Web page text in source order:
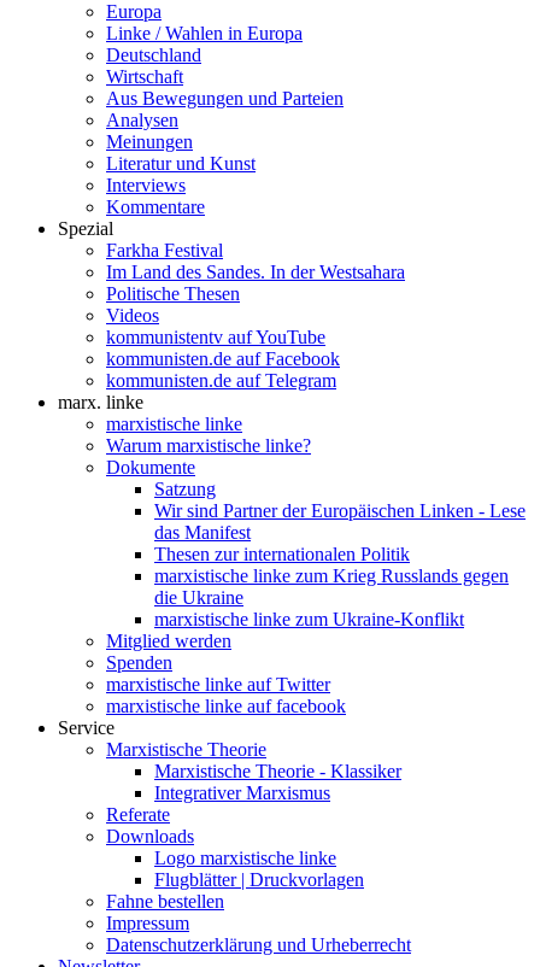
Europa
Linke / Wahlen in Europa
Deutschland
Wirtschaft
Aus Bewegungen und Parteien
Analysen
Meinungen
Literatur und Kunst
Interviews
Kommentare
Spezial
Farkha Festival
Im Land des Sandes. In der Westsahara
Politische Thesen
Videos
kommunistentv auf YouTube
kommunisten.de auf Facebook
kommunisten.de auf Telegram
marx. linke
marxistische linke
Warum marxistische linke?
Dokumente
Satzung
Wir sind Partner der Europäischen Linken - Lese
das Manifest
Thesen zur internationalen Politik
marxistische linke zum Krieg Russlands gegen
die Ukraine
marxistische linke zum Ukraine-Konflikt
Mitglied werden
Spenden
marxistische linke auf Twitter
marxistische linke auf facebook
Service
Marxistische Theorie
Marxistische Theorie - Klassiker
Integrativer Marxismus
Referate
Downloads
Logo marxistische linke
Flugblätter | Druckvorlagen
Fahne bestellen
Impressum
Datenschutzerklärung und Urheberrecht